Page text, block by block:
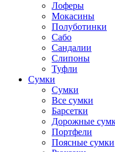
Лоферы
Мокасины
Полуботинки
Сабо
Сандалии
Слипоны
Туфли
Сумки
Сумки
Все сумки
Барсетки
Дорожные
Портфели
Поясные сумки